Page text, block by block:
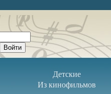
Детские
Из кинофильмов